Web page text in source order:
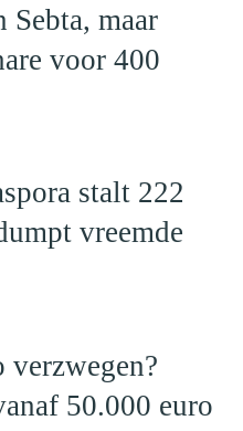
maar
voor 400
stalt 222
vreemde
50.000 euro